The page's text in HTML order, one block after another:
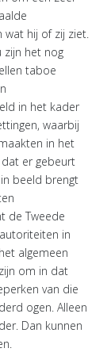
hij of zij ziet.
zijn het nog
taboe
in het kader
waarbij
in het
er gebeurt
beeld brengt
de Tweede
in
algemeen
om in dat
van die
ogen. Alleen
Dan kunnen